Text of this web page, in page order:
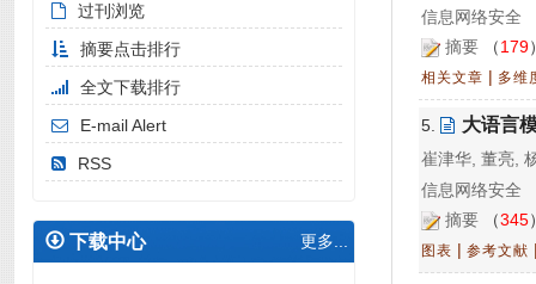
信息网络安全
摘要 （179
相关文章 | 多维
5. 大语言
崔津华, 董亮,
信息网络安全
摘要 （345
图表 | 参考文献
过刊浏览
摘要点击排行
全文下载排行
E-mail Alert
RSS
下载中心 更多...